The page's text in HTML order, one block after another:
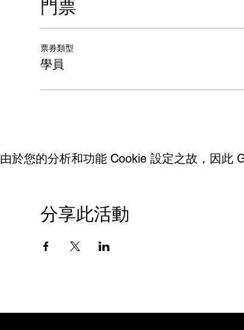
門票
票券類型
學員
由於您的分析和功能 Cookie 設定之故，因此
分享此活動